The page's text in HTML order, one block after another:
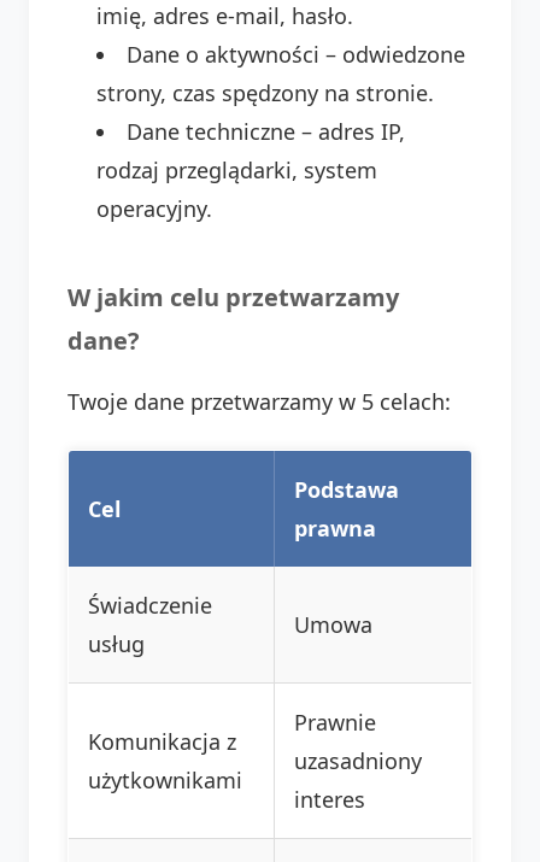
imię, adres e-mail, hasło.
Dane o aktywności – odwiedzone
strony, czas spędzony na stronie.
Dane techniczne – adres IP,
rodzaj przeglądarki, system
operacyjny.
W jakim celu przetwarzamy
dane?
Twoje dane przetwarzamy w 5 celach:
Cel
Podstawa
prawna
Świadczenie
usług
Umowa
Komunikacja z
użytkownikami
Prawnie
uzasadniony
interes